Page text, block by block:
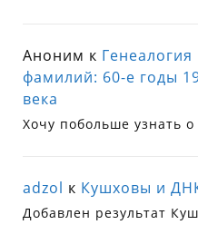
Аноним к
фамилий: 60-е годы
века
Хочу побольше узнать о
adzol к Кушховы и
Добавлен результат